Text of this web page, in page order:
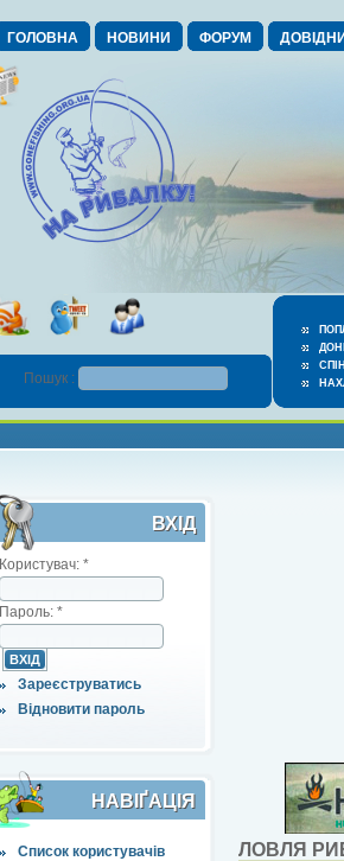
ГОЛОВНА НОВИНИ ФОРУМ
Пошук :
ВХІД
Користувач: *
Пароль: *
Зареєструватись
Відновити пароль
НАВІҐАЦІЯ
Список користувачів
ЛОВЛЯ